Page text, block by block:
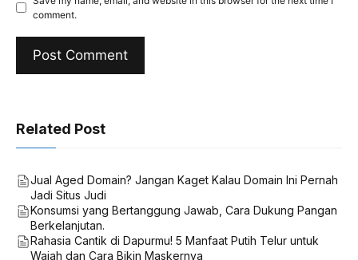
comment.
Related Post
Jual Aged Domain? Jangan Kaget Kalau Domain Ini Pernah
Jadi Situs Judi
Konsumsi yang Bertanggung Jawab, Cara Dukung Pangan
Berkelanjutan.
Rahasia Cantik di Dapurmu! 5 Manfaat Putih Telur untuk
Wajah dan Cara Bikin Maskernya